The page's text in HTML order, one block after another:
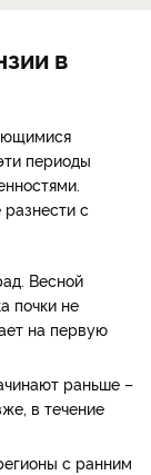
в
периоды
с
Весной
почки не
на первую
раньше –
в течение
с ранним